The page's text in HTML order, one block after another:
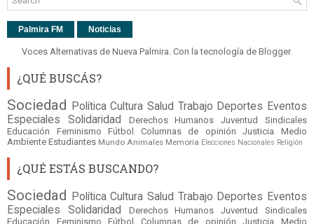
Palmira FM Noticias
Voces Alternativas de Nueva Palmira. Con la tecnología de Blogger.
¿QUÉ BUSCÁS?
Sociedad Política Cultura Salud Trabajo Deportes Eventos
Especiales
Solidaridad Derechos Humanos Juventud
Sindicales
Educación
Feminismo Fútbol Columnas de opinión Justicia
Medio
Ambiente Estudiantes Mundo Animales Memoria Elecciones Nacionales Religión
¿QUÉ ESTÁS BUSCANDO?
Sociedad Política Cultura Salud Trabajo Deportes Eventos
Especiales
Solidaridad Derechos Humanos Juventud
Sindicales
Educación
Feminismo Fútbol Columnas de opinión Justicia Medio